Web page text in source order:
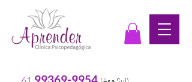
99369-9954